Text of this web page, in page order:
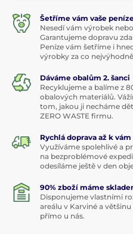
Šetříme vám vaše
Nesedí vám výrobek
Garantujeme dopravu
Peníze vám šetříme i
výrobky za co
Dáváme obalům 2. šanci
Recyklujeme a balíme z
obalových materiálů.
tom, jakou ji necháme
ZERO WASTE firmu.
Rychlá doprava až k vám
Využíváme spolehlivé a
na bezproblémové
odesíláme ještě v den
90% zboží máme
Disponujeme vlastními
areálu v Karviné a
přímo u nás.